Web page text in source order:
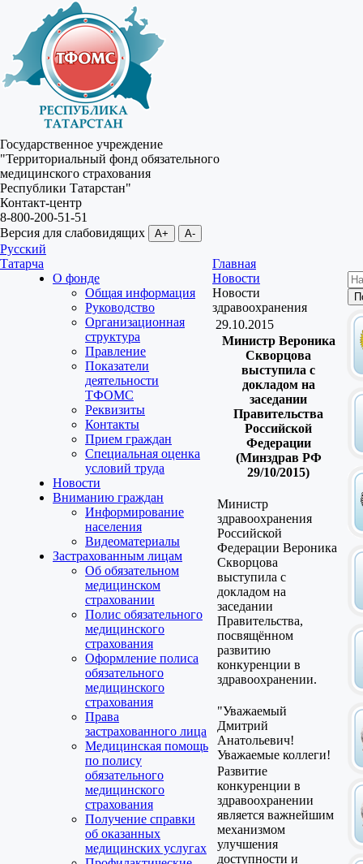
Государственное учреждение
"Территориальный фонд обязательного
медицинского страхования
Республики Татарстан"
Контакт-центр
8-800-200-51-51
Версия для слабовидящих
A+ A-
Русский
Татарча
О фонде
Общая информация
Руководство
Организационная
структура
Правление
Показатели
деятельности
ТФОМС
Реквизиты
Контакты
Прием граждан
Специальная оценка
условий труда
Новости
Вниманию граждан
Информирование
населения
Видеоматериалы
Застрахованным лицам
Об обязательном
медицинском
страховании
Полис обязательного
медицинского
страхования
Оформление полиса
обязательного
медицинского
страхования
Права
застрахованного лица
Медицинская помощь
по полису
обязательного
медицинского
страхования
Получение справки
об оказанных
медицинских услугах
Главная
Новости
Новости
здравоохранения
29.10.2015
Министр Вероника
Скворцова
выступила с
докладом на
заседании
Правительства
Российской
Федерации
(Минздрав РФ
29/10/2015)
Министр
здравоохранения
Российской
Федерации Вероника
Скворцова
выступила с
докладом на
заседании
Правительства,
посвящённом
развитию
конкуренции в
здравоохранении.
"Уважаемый
Дмитрий
Анатольевич!
Уважаемые коллеги!
Развитие
конкуренции в
здравоохранении
является важнейшим
механизмом
улучшения
доступности и